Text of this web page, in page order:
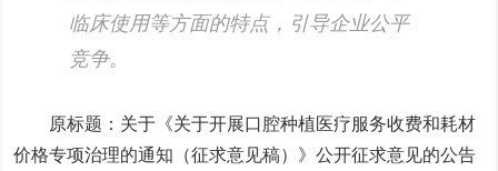
临床使用等方面的特点，引导企业公平
竞争。
原标题：关于《关于开展口腔种植医疗服务收费和耗材
价格专项治理的通知（征求意见稿）》公开征求意见的公告